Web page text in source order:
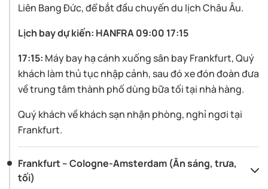
Liên Bang Đức, để bắt đầu chuyến du lịch Châu Âu.
Lịch bay dự kiến: HANFRA 09:00 17:15
17:15: Máy bay hạ cánh xuống sân bay Frankfurt, Quý
khách làm thủ tục nhập cảnh, sau đó xe đón đoàn đưa
về trung tâm thành phố dùng bữa tối tại nhà hàng.
Quý khách về khách sạn nhận phòng, nghỉ ngơi tại
Frankfurt.
Frankfurt – Cologne-Amsterdam (Ăn sáng, trưa,
tối)